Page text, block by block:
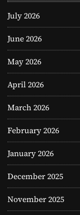
July 2026
June 2026
May 2026
April 2026
March 2026
February 2026
January 2026
December 2025
November 2025